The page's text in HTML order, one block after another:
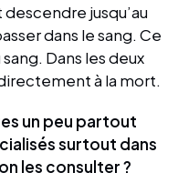
jusqu’au
dans le sang. Ce
Dans les deux
à la mort.
un peu partout
surtout dans
les consulter ?